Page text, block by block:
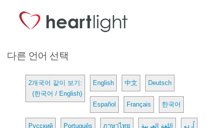
다른 언어 선택
2개국어 같이 보기:
(한국어 / English)
English 中文 Deutsch
Español Français 한국어
Русский Português ภาษาไทย اللغة العربية اُردو